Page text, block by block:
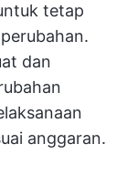
tetap
dan
anggaran.